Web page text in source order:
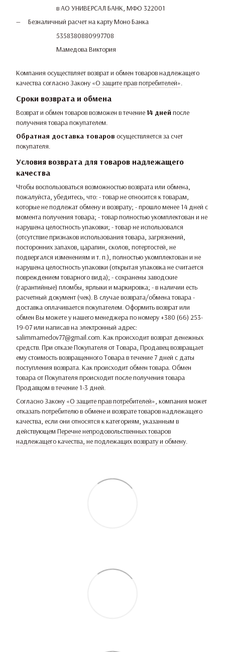
в АО УНИВЕРСАЛ БАНК, МФО 322001
Безналичный расчет на карту Моно Банка
5358380880997708
Мамедова Виктория
Компания осуществляет возврат и обмен товаров надлежащего
качества согласно Закону «О защите прав потребителей».
Сроки возврата и обмена
Возврат и обмен товаров возможен в течение14 дней после
получения товара покупателем.
Обратная доставка товаров осуществляется за счет
покупателя.
Условия возврата для товаров надлежащего
качества
Чтобы воспользоваться возможностью возврата или обмена,
пожалуйста, убедитесь, что: - товар не относится к товарам,
которые не подлежат обмену и возврату; - прошло менее 14 дней с
момента получения товара; - товар полностью укомплектован и не
нарушена целостность упаковки; - товар не использовался
(отсутствие признаков использования товара, загрязнений,
посторонних запахов, царапин, сколов, потертостей, не
подвергался изменениям и т. п.), полностью укомплектован и не
нарушена целостность упаковки (открытая упаковка не считается
повреждением товарного вида); - сохранены заводские
(гарантийные) пломбы, ярлыки и маркировка; - в наличии есть
расчетный документ (чек). В случае возврата/обмена товара -
доставка оплачивается покупателем. Оформить возврат или
обмен Вы можете у нашего менеджера по номеру +380 (66) 253-
19-07 или написав на электронный адрес:
salimmamedov77@gmail.com. Как происходит возврат денежных
средств. При отказе Покупателя от Товара, Продавец возвращает
ему стоимость возвращенного Товара в течение 7 дней с даты
поступления возврата. Как происходит обмен товара. Обмен
товара от Покупателя происходит после получения товара
Продавцом в течение 1-3 дней.
Согласно Закону «О защите прав потребителей», компания может
отказать потребителю в обмене и возврате товаров надлежащего
качества, если они относятся к категориям, указанным в
действующем Перечне непродовольственных товаров
надлежащего качества, не подлежащих возврату и обмену.